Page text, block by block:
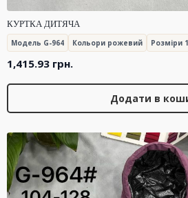
КУРТКА ДИТЯЧА
Модель G-964 Кольори рожевий Розміри
1,415.93 грн.
Додати в